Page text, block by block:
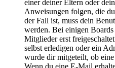
einer deiner Eltern oder
Anweisungen folgen, die
der Fall ist, muss dein
werden. Bei einigen Boards
Mitglieder erst
selbst erledigen oder ein
wurde dir mitgeteilt, ob
Wenn du eine E-Mail